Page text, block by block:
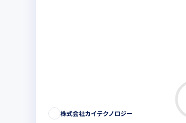
株式会社カイテクノロジー